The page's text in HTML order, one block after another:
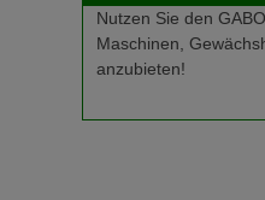
Nutzen Sie den
Maschinen,
anzubieten!